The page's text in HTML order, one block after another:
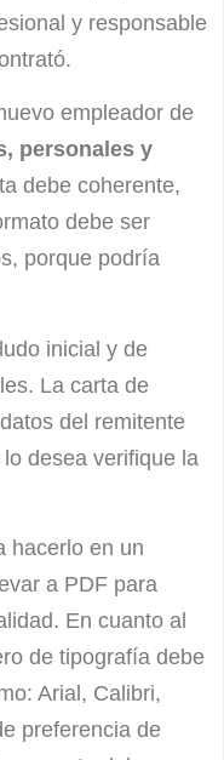
y responsable
empleador de
personales y
debe coherente,
debe ser
porque podría
inicial y de
La carta de
del remitente
desea verifique la
hacerlo en un
a PDF para
En cuanto al
de tipografía debe
Arial, Calibri,
preferencia de